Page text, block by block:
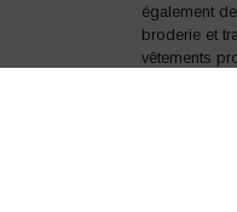
également
broderie et
vêtements